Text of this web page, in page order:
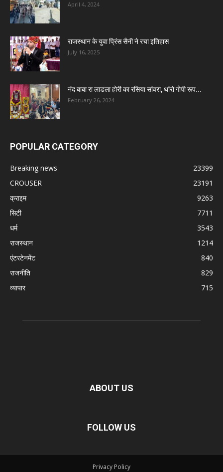
April 4, 2024
राजस्थान के युवा प्रिंस सैनी ने रचा इतिहास
July 16, 2025
नंद बाबा रा लाडला होरी का रसिया सांवरा, थांरो गोपी रूप...
February 26, 2024
POPULAR CATEGORY
Breaking news
23399
CROUSER
23191
क्राइम
9263
सिटी
7711
धर्म
3543
राजस्थान
1214
एंटरटेनमेंट
840
राजनीति
829
व्यापार
715
ABOUT US
FOLLOW US
Privacy Policy